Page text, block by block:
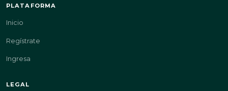
PLATAFORMA
Inicio
Regístrate
Ingresa
LEGAL